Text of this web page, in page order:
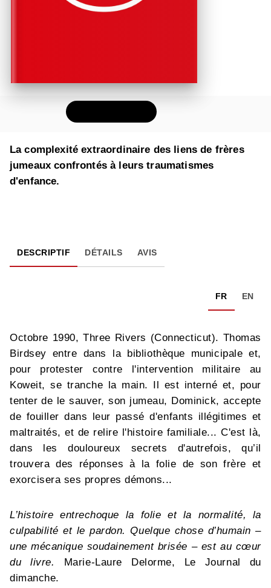
La complexité extraordinaire des liens de frères
jumeaux confrontés à leurs traumatismes
d'enfance.
DESCRIPTIF DÉTAILS AVIS
FR EN
Octobre 1990, Three Rivers (Connecticut). Thomas
Birdsey entre dans la bibliothèque municipale et,
pour protester contre l'intervention militaire au
Koweit, se tranche la main. Il est interné et, pour
tenter de le sauver, son jumeau, Dominick, accepte
de fouiller dans leur passé d'enfants illégitimes et
maltraités, et de relire l'histoire familiale... C'est là,
dans les douloureux secrets d'autrefois, qu’il
trouvera des réponses à la folie de son frère et
exorcisera ses propres démons...
L’histoire entrechoque la folie et la normalité, la
culpabilité et le pardon. Quelque chose d’humain –
une mécanique soudainement brisée – est au cœur
du livre.
Marie-Laure Delorme, Le Journal du
dimanche.